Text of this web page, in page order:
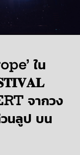
ใน
จากวง
นลูป บน